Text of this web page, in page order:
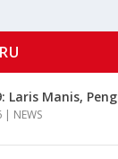
Laris Manis,
| NEWS